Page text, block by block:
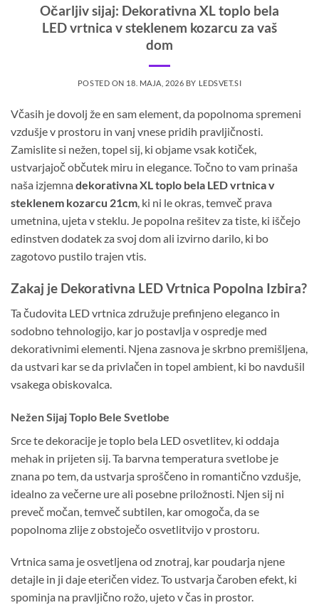
Očarljiv sijaj: Dekorativna XL toplo bela
LED vrtnica v steklenem kozarcu za vaš
dom
POSTED ON 18. MAJA, 2026 BY LEDSVET.SI
Včasih je dovolj že en sam element, da popolnoma spremeni
vzdušje v prostoru in vanj vnese pridih pravljičnosti.
Zamislite si nežen, topel sij, ki objame vsak kotiček,
ustvarjajoč občutek miru in elegance. Točno to vam prinaša
naša izjemna dekorativna XL toplo bela LED vrtnica v
steklenem kozarcu 21cm, ki ni le okras, temveč prava
umetnina, ujeta v steklu. Je popolna rešitev za tiste, ki iščejo
edinstven dodatek za svoj dom ali izvirno darilo, ki bo
zagotovo pustilo trajen vtis.
Zakaj je Dekorativna LED Vrtnica Popolna Izbira?
Ta čudovita LED vrtnica združuje prefinjeno eleganco in
sodobno tehnologijo, kar jo postavlja v ospredje med
dekorativnimi elementi. Njena zasnova je skrbno premišljena,
da ustvari kar se da privlačen in topel ambient, ki bo navdušil
vsakega obiskovalca.
Nežen Sijaj Toplo Bele Svetlobe
Srce te dekoracije je toplo bela LED osvetlitev, ki oddaja
mehak in prijeten sij. Ta barvna temperatura svetlobe je
znana po tem, da ustvarja sproščeno in romantično vzdušje,
idealno za večerne ure ali posebne priložnosti. Njen sij ni
preveč močan, temveč subtilen, kar omogoča, da se
popolnoma zlije z obstoječo osvetlitvijo v prostoru.
Vrtnica sama je osvetljena od znotraj, kar poudarja njene
detajle in ji daje eteričen videz. To ustvarja čaroben efekt, ki
spominja na pravljično rožo, ujeto v čas in prostor.